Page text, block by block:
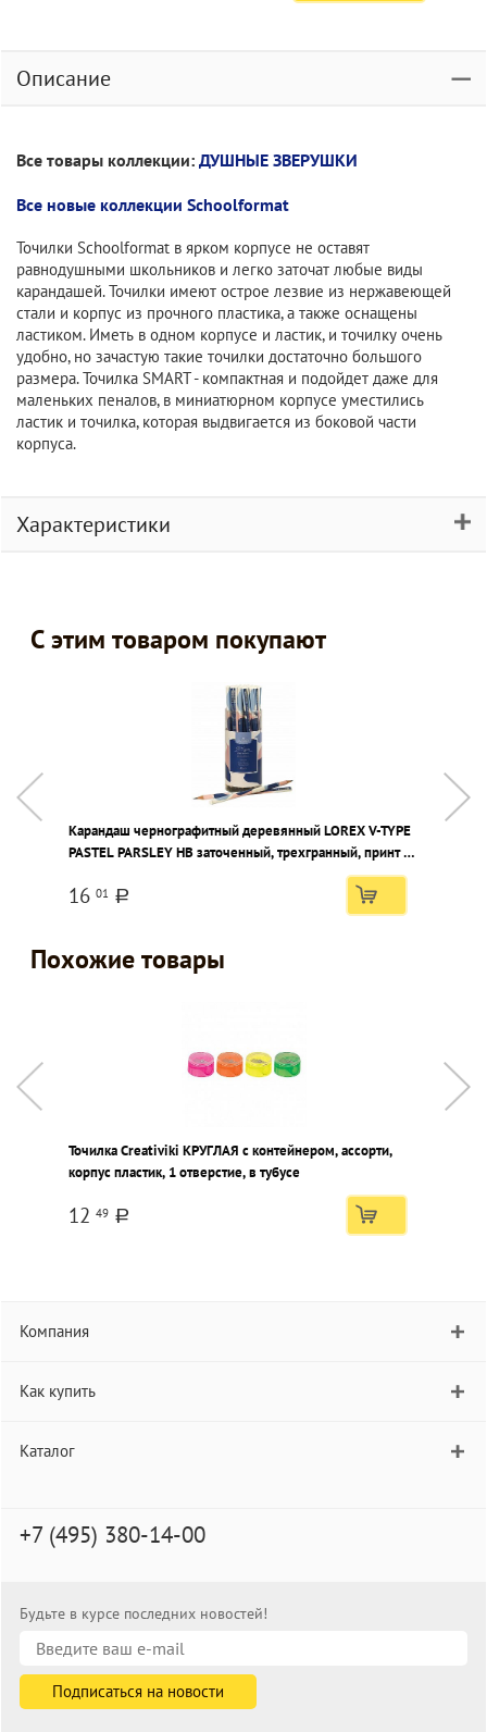
Описание
Все товары коллекции: ДУШНЫЕ ЗВЕРУШКИ
Все новые коллекции Schoolformat
Точилки Schoolformat в ярком корпусе не оставят
равнодушными школьников и легко заточат любые виды
карандашей. Точилки имеют острое лезвие из нержавеющей
стали и корпус из прочного пластика, а также оснащены
ластиком. Иметь в одном корпусе и ластик, и точилку очень
удобно, но зачастую такие точилки достаточно большого
размера. Точилка SMART - компактная и подойдет даже для
маленьких пеналов, в миниатюрном корпусе уместились
ластик и точилка, которая выдвигается из боковой части
корпуса.
Характеристики
С этим товаром покупают
Карандаш чернографитный деревянный LOREX V-TYPE
PASTEL PARSLEY НВ заточенный, трехгранный, принт на
16 01 a
Похожие товары
Точилка Creativiki КРУГЛАЯ с контейнером, ассорти,
корпус пластик, 1 отверстие, в тубусе
12 49 a
Компания
Как купить
Каталог
+7 (495) 380-14-00
Будьте в курсе последних новостей!